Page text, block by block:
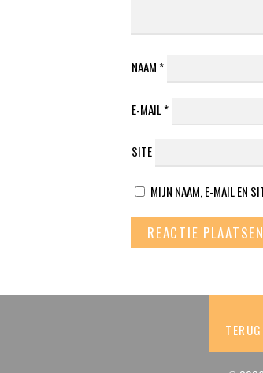
NAAM *
E-MAIL*
SITE
MIJN NAAM, E-MAIL EN